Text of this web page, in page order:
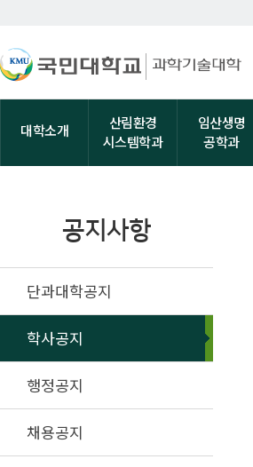
대학소개
산림환경
시스템학과
임산생명
공학과
공지사항
단과대학공지
학사공지
행정공지
채용공지